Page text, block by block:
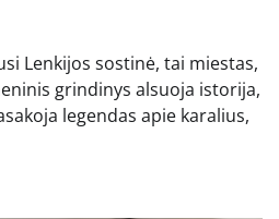
Lenkijos sostinė, tai miestas,
grindinys alsuoja istorija,
legendas apie karalius,